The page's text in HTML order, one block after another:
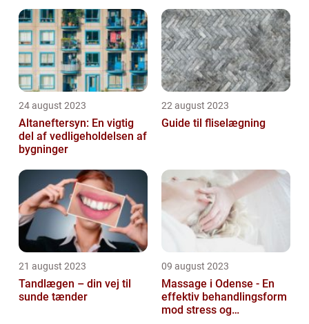
24 august 2023
Altaneftersyn: En vigtig
del af vedligeholdelsen af
bygninger
22 august 2023
Guide til fliselægning
21 august 2023
Tandlægen – din vej til
sunde tænder
09 august 2023
Massage i Odense - En
effektiv behandlingsform
mod stress og